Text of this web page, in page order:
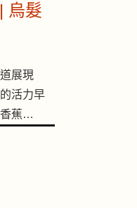
烏髮
展現
活力早
香蕉…